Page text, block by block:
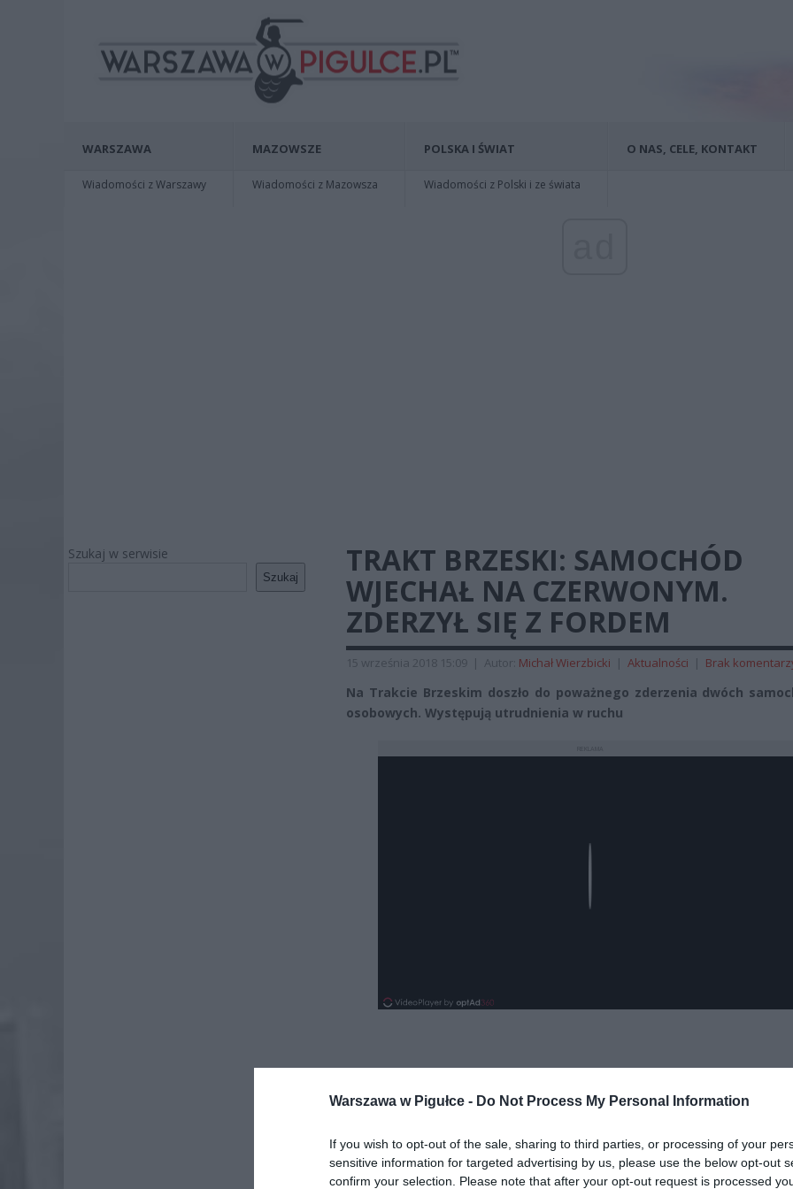
Warszawa w Pigułce - Do Not Process My Personal Information
If you wish to opt-out of the sale, sharing to third parties, or processing of your
sensitive information for targeted advertising by us, please use the below opt-out
confirm your selection. Please note that after your opt-out request is processed
WARSZAWA
Wiadomości z Warszawy
MAZOWSZE
Wiadomości z Mazowsza
POLSKA I ŚWIAT
Wiadomości z Polski i ze świata
O NAS, CELE, KONTAKT
Szukaj w serwisie
Szukaj
TRAKT BRZESKI: SAMOCHÓD
WJECHAŁ NA CZERWONYM.
ZDERZYŁ SIĘ Z FORDEM
15 września 2018 15:09 | Autor: Michał Wierzbicki | Aktualności | Brak
Na Trakcie Brzeskim doszło do poważnego zderzenia dwóch
osobowych. Występują utrudnienia w ruchu
ad